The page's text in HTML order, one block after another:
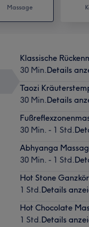
Massage
Klassische
30 Min.Details
Taozi
30 Min.Details
30 Min. - 1 Std.
Abhyanga
30 Min. - 1 Std.
Hot Stone
1 Std.Details
Hot Chocolate
1 Std.Details